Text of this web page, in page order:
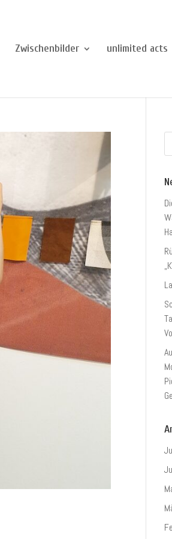
Zwischenbilder unlimited acts